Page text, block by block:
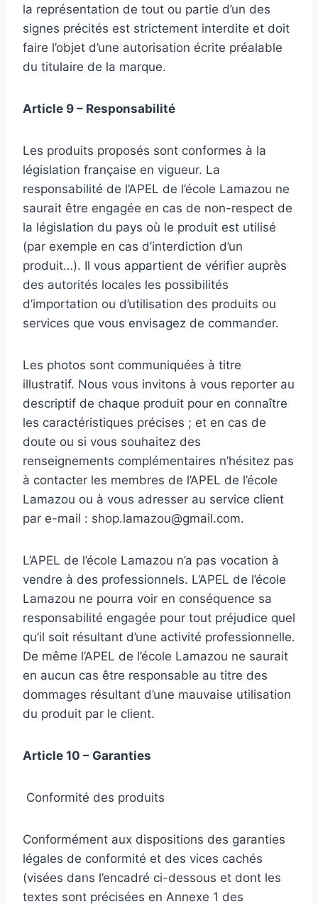
la représentation de tout ou partie d’un des
signes précités est strictement interdite et doit
faire l’objet d’une autorisation écrite préalable
du titulaire de la marque.
Article 9 – Responsabilité
Les produits proposés sont conformes à la
législation française en vigueur. La
responsabilité de l’APEL de l’école Lamazou ne
saurait être engagée en cas de non-respect de
la législation du pays où le produit est utilisé
(par exemple en cas d’interdiction d’un
produit…). Il vous appartient de vérifier auprès
des autorités locales les possibilités
d’importation ou d’utilisation des produits ou
services que vous envisagez de commander.
Les photos sont communiquées à titre
illustratif. Nous vous invitons à vous reporter au
descriptif de chaque produit pour en connaître
les caractéristiques précises ; et en cas de
doute ou si vous souhaitez des
renseignements complémentaires n’hésitez pas
à contacter les membres de l’APEL de l’école
Lamazou ou à vous adresser au service client
par e-mail : shop.lamazou@gmail.com.
L’APEL de l’école Lamazou n’a pas vocation à
vendre à des professionnels. L’APEL de l’école
Lamazou ne pourra voir en conséquence sa
responsabilité engagée pour tout préjudice quel
qu’il soit résultant d’une activité professionnelle.
De même l’APEL de l’école Lamazou ne saurait
en aucun cas être responsable au titre des
dommages résultant d’une mauvaise utilisation
du produit par le client.
Article 10 – Garanties
Conformité des produits
Conformément aux dispositions des garanties
légales de conformité et des vices cachés
(visées dans l’encadré ci-dessous et dont les
textes sont précisées en Annexe 1 des